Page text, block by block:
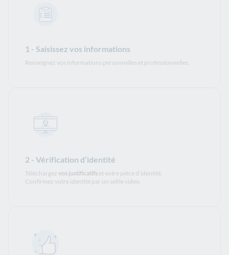
1 - Saisissez vos informations
Renseignez vos informations personnelles et professionnelles.
2 - Vérification d’identité
Téléchargez vos justificatifs et votre pièce d’identité.
Confirmez votre identité par un selfie video.